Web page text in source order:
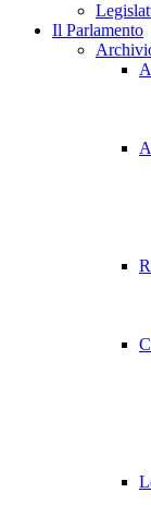
Il Parlamento